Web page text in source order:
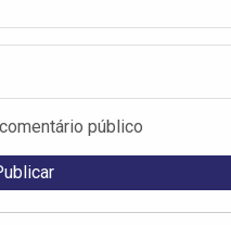
público